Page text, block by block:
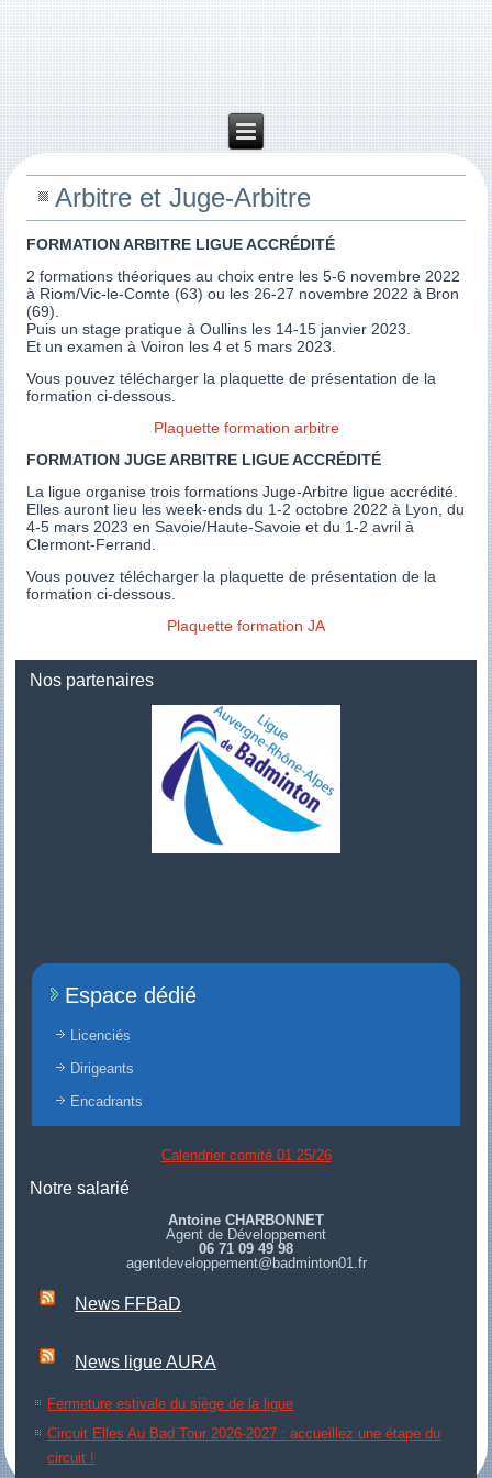
Arbitre et Juge-Arbitre
FORMATION ARBITRE LIGUE ACCRÉDITÉ
2 formations théoriques au choix entre les 5-6 novembre 2022
à Riom/Vic-le-Comte (63) ou les 26-27 novembre 2022 à Bron
(69).
Puis un stage pratique à Oullins les 14-15 janvier 2023.
Et un examen à Voiron les 4 et 5 mars 2023.
Vous pouvez télécharger la plaquette de présentation de la
formation ci-dessous.
Plaquette formation arbitre
FORMATION JUGE ARBITRE LIGUE ACCRÉDITÉ
La ligue organise trois formations Juge-Arbitre ligue accrédité.
Elles auront lieu les week-ends du 1-2 octobre 2022 à Lyon, du
4-5 mars 2023 en Savoie/Haute-Savoie et du 1-2 avril à
Clermont-Ferrand.
Vous pouvez télécharger la plaquette de présentation de la
formation ci-dessous.
Plaquette formation JA
Nos partenaires
Espace dédié
Licenciés
Dirigeants
Encadrants
Calendrier comité 01 25/26
Notre salarié
Antoine CHARBONNET
Agent de Développement
06 71 09 49 98
agentdeveloppement@badminton01.fr
News FFBaD
News ligue AURA
Fermeture estivale du siège de la ligue
Circuit Elles Au Bad Tour 2026-2027 : accueillez une étape du
circuit !